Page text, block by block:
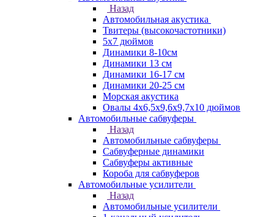
Назад
Автомобильная акустика
Твитеры (высокочастотники)
5x7 дюймов
Динамики 8-10см
Динамики 13 см
Динамики 16-17 см
Динамики 20-25 см
Морская акустика
Овалы 4х6,5х9,6x9,7х10 дюймов
Автомобильные сабвуферы
Назад
Автомобильные сабвуферы
Сабвуферные динамики
Сабвуферы активные
Короба для сабвуферов
Автомобильные усилители
Назад
Автомобильные усилители